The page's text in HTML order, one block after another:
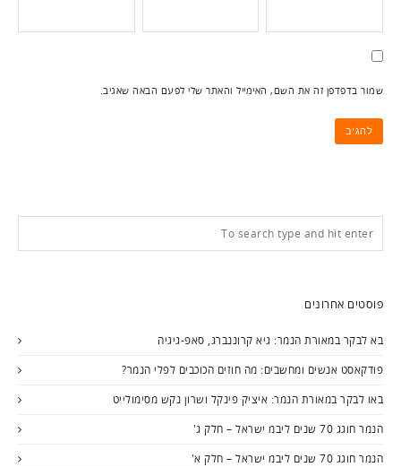
שמור בדפדפן זה את השם, האימייל והאתר שלי לפעם הבאה שאגיב.
פוסטים אחרונים
בא לבקר במאורת הנמר: גיא קרוננברג, סאפ-גיגיה
פודקאסט אנשים ומחשבים: מה חוזים הכוכבים לפלי הנמר?
באו לבקר במאורת הנמר: איציק פינקל ושרון נקש מסימולייט
הנמר חוגג 70 שנים ליבמ ישראל – חלק ג'
הנמר חוגג 70 שנים ליבמ ישראל – חלק א'